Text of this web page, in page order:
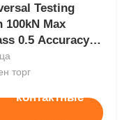
Testing
100kN Max
0.5 Accuracy
Control for
Testing
торг
контактные